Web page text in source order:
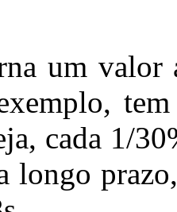
um valor
cada 1/
longo